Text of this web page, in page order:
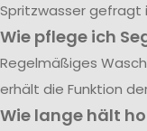
Spritzwasser gefragt
Wie pflege ich
Regelmäßiges
erhält die Funktion
Wie lange hält